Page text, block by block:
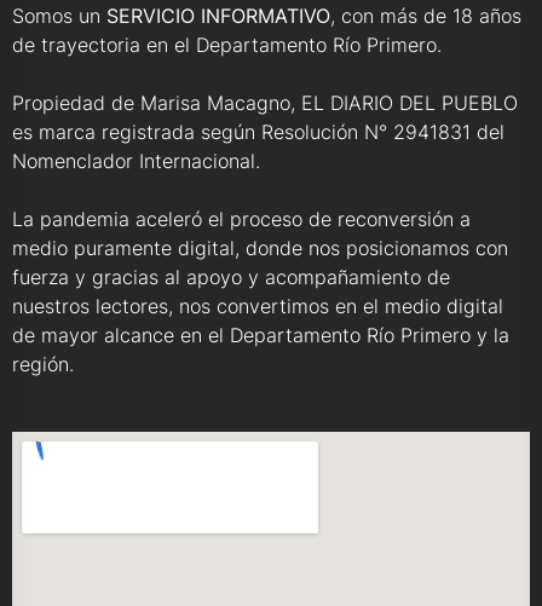
Somos un SERVICIO INFORMATIVO, con más de 18 años
de trayectoria en el Departamento Río Primero.
Propiedad de Marisa Macagno, EL DIARIO DEL PUEBLO
es marca registrada según Resolución N° 2941831 del
Nomenclador Internacional.
La pandemia aceleró el proceso de reconversión a
medio puramente digital, donde nos posicionamos con
fuerza y gracias al apoyo y acompañamiento de
nuestros lectores, nos convertimos en el medio digital
de mayor alcance en el Departamento Río Primero y la
región.